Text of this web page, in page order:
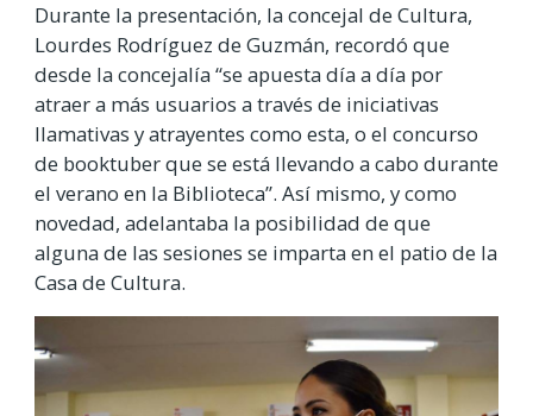
Durante la presentación, la concejal de Cultura,
Lourdes Rodríguez de Guzmán, recordó que
desde la concejalía “se apuesta día a día por
atraer a más usuarios a través de iniciativas
llamativas y atrayentes como esta, o el concurso
de booktuber que se está llevando a cabo durante
el verano en la Biblioteca”. Así mismo, y como
novedad, adelantaba la posibilidad de que
alguna de las sesiones se imparta en el patio de la
Casa de Cultura.